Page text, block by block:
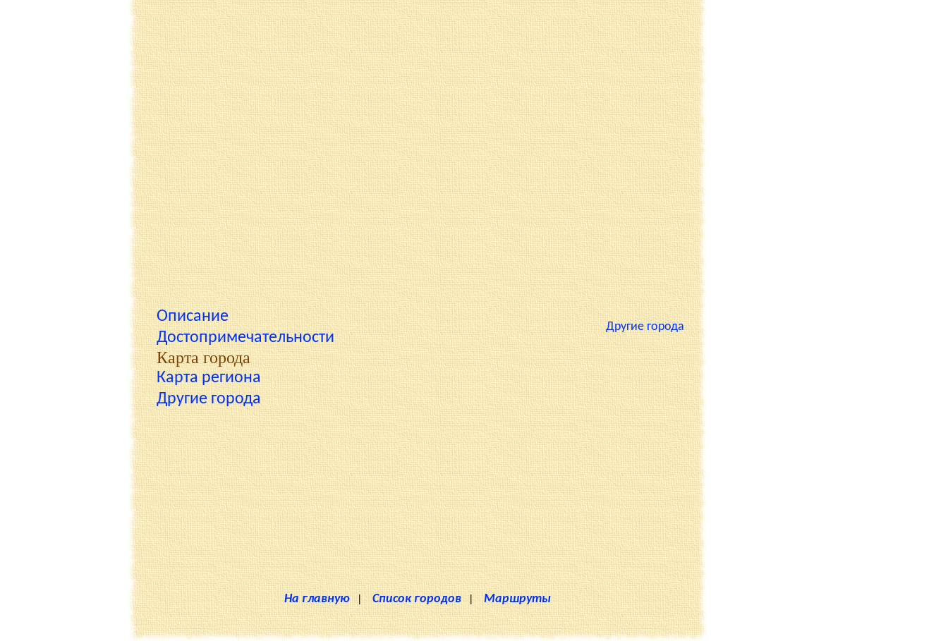
Описание
Достопримечательности
Карта города
Карта региона
Другие города
Другие города
На главную | Список городов | Маршруты